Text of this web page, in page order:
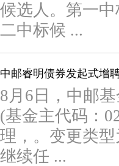
候选人。第一
二中标候 ...
中邮睿明债券发起式增
8月6日，中邮
(基金主代码：
理，。变更类
继续任 ...